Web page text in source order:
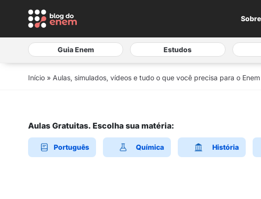
Guia Enem Estudos
Início » Aulas, simulados, vídeos e tudo o que você precisa para o Enem
Aulas Gratuitas. Escolha sua matéria:
Português Química História